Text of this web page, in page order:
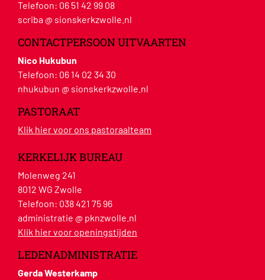
Telefoon: 06 51 42 99 08
scriba @ sionskerkzwolle.nl
CONTACTPERSOON UITVAARTEN
Nico Hukubun
Telefoon: 06 14 02 34 30
nhukubun @ sionskerkzwolle.nl
PASTORAAT
Klik hier voor ons pastoraalteam
KERKELIJK BUREAU
Molenweg 241
8012 WG Zwolle
Telefoon: 038 421 75 96
administratie @ pknzwolle.nl
Klik hier voor openingstijden
LEDENADMINISTRATIE
Gerda Westerkamp